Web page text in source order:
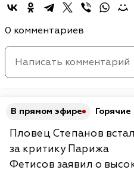
0 комментариев
В прямом эфире
Пловец Степанов
за критику Парижа
Фетисов заявил о